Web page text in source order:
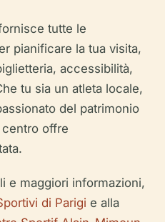
tutte le
pianificare la tua visita,
accessibilità,
tu sia un atleta locale,
del patrimonio
offre
e maggiori informazioni,
di Parigi e alla